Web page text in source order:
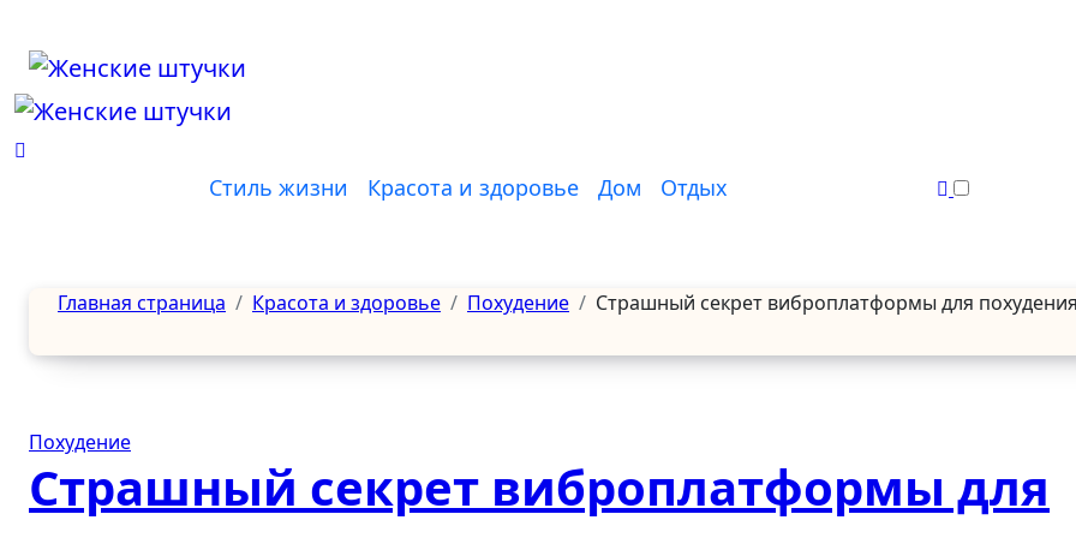
содержанию
Стиль жизни Красота и здоровье Дом Отдых
Главная страница Красота и здоровье Похудение Страшный секрет виброплатформы для
Похудение
Страшный секрет виброплатформы для